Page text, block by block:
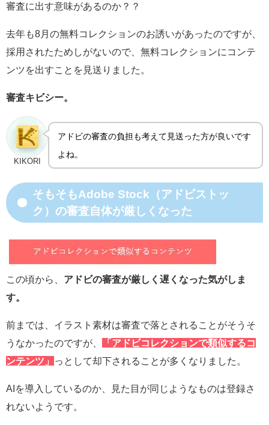
審査に出す意味があるのか？？
去年も8月の無料コレクションのお誘いがあったのですが、
採用されたためしがないので、無料コレクションにコンテ
ンツを出すことを見送りました。
審査キビシー。
KIKORI
アドビの審査の負担も考えて見送った方が良いです
よね。
そもそもAdobe Stock（アドビストッ
ク）の審査自体が厳しくなった
この頃から、 アドビの審査が厳しく遅くなった気がしま
す。
前までは、イラスト素材は審査で落とされることがそうそ
うなかったのですが、
「アドビコレクションで類似するコ
ンテンツ」
っとして却下されることが多くなりました。
AIを導入しているのか、見た目が同じようなものは登録さ
れないようです。